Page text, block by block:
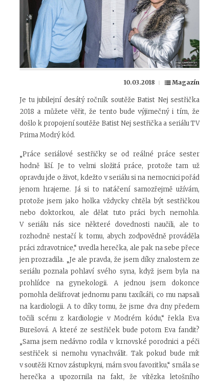
10.03.2018 Magazín
Je tu jubilejní desátý ročník soutěže Batist Nej sestřička
2018 a můžete věřit, že tento bude výjimečný i tím, že
došlo k propojení soutěže Batist Nej sestřička a seriálu TV
Prima Modrý kód.
„Práce seriálové sestřičky se od reálné práce sester
hodně liší. Je to velmi složitá práce, protože tam už
opravdu jde o život, kdežto v seriálu si na nemocnici pořád
jenom hrajeme. Já si to natáčení samozřejmě užívám,
protože jsem jako holka vždycky chtěla být sestřičkou
nebo doktorkou, ale dělat tuto práci bych nemohla.
V seriálu nás sice některé dovednosti naučili, ale to
rozhodně nestačí k tomu, abych zodpovědně prováděla
práci zdravotnice,“ uvedla herečka, ale pak na sebe přece
jen prozradila. „Je ale pravda, že jsem díky znalostem ze
seriálu poznala pohlaví svého syna, když jsem byla na
prohlídce na gynekologii. A jednou jsem dokonce
pomohla dešifrovat jednomu panu taxíkáři, co mu napsali
na kardiologii. A to díky tomu, že jsme dva dny předem
točili scénu z kardiologie v Modrém kódu,“ řekla Eva
Burešová. A které ze sestřiček bude potom Eva fandit?
„Sama jsem nedávno rodila v krnovské porodnici a péči
sestřiček si nemohu vynachválit. Tak pokud bude mít
v soutěži Krnov zástupkyni, mám svou favoritku,“ smála se
herečka a upozornila na fakt, že vítězka letošního